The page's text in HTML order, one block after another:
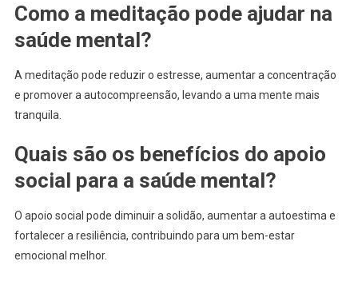
Como a meditação pode ajudar na
saúde mental?
A meditação pode reduzir o estresse, aumentar a concentração
e promover a autocompreensão, levando a uma mente mais
tranquila.
Quais são os benefícios do apoio
social para a saúde mental?
O apoio social pode diminuir a solidão, aumentar a autoestima e
fortalecer a resiliência, contribuindo para um bem-estar
emocional melhor.